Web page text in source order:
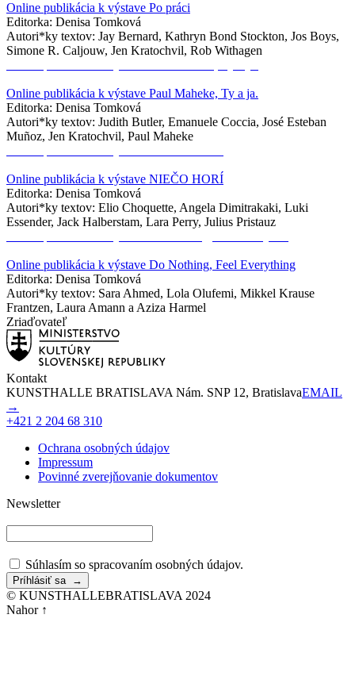
Online publikácia k výstave Po práci
Editorka: Denisa Tomková
Autori*ky textov: Jay Bernard, Kathryn Bond Stockton, Jos Boys,
Simone R. Caljouw, Jen Kratochvil, Rob Withagen
Online publikácia k výstave Paul Maheke, Ty a ja.
Editorka: Denisa Tomková
Autori*ky textov: Judith Butler, Emanuele Coccia, José Esteban
Muñoz, Jen Kratochvil, Paul Maheke
Online publikácia k výstave NIEČO HORÍ
Editorka: Denisa Tomková
Autori*ky textov: Elio Choquette, Angela Dimitrakaki, Luki
Essender, Jack Halberstam, Lara Perry, Julius Pristauz
Online publikácia k výstave Do Nothing, Feel Everything
Editorka: Denisa Tomková
Autori*ky textov: Sara Ahmed, Lola Olufemi, Mikkel Krause
Frantzen, Laura Amann a Aziza Harmel
Zriaďovateľ
Kontakt
KUNSTHALLE BRATISLAVA Nám. SNP 12, BratislavaEMAIL
→
+421 2 204 68 310
Ochrana osobných údajov
Impressum
Povinné zverejňovanie dokumentov
Newsletter
Súhlasím so spracovaním osobných údajov.
© KUNSTHALLEBRATISLAVA 2024
Nahor ↑